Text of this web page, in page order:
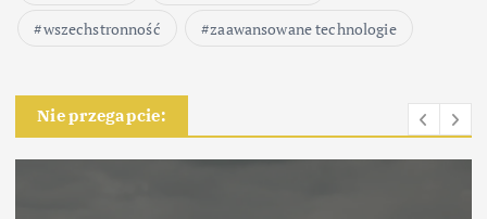
wszechstronność
zaawansowane technologie
Nie przegapcie: